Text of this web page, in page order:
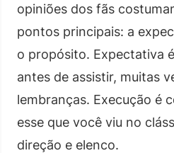
opiniões dos fãs
pontos principais: a
o propósito. Expectativa
antes de assistir, muitas
lembranças. Execução é
esse que você viu no
direção e elenco.